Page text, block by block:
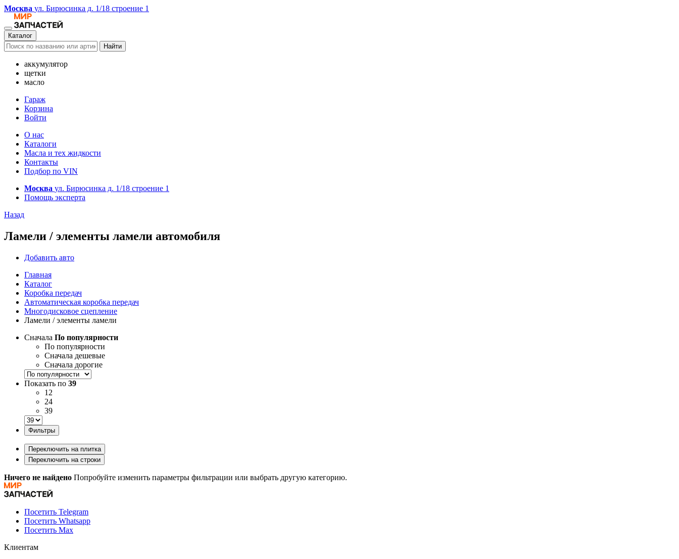
Москва ул. Бирюсинка д. 1/18 строение 1
Каталог
Найти
аккумулятор
щетки
масло
Гараж
Корзина
Войти
О нас
Каталоги
Масла и тех жидкости
Контакты
Подбор по VIN
Москва ул. Бирюсинка д. 1/18 строение 1
Помощь эксперта
Назад
Ламели / элементы ламели автомобиля
Добавить авто
Главная
Каталог
Коробка передач
Автоматическая коробка передач
Многодисковое сцепление
Ламели / элементы ламели
Сначала По популярности
По популярности
Сначала дешевые
Сначала дорогие
Показать по 39
12
24
39
Фильтры
Переключить на плитка
Переключить на строки
Ничего не найдено Попробуйте изменить параметры фильтрации или выбрать другую категорию.
Посетить Telegram
Посетить Whatsapp
Посетить Max
Клиентам